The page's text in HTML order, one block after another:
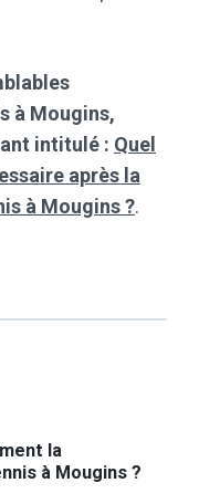
à Mougins,
intitulé : Quel
après la
à Mougins ?.
la
à Mougins ?